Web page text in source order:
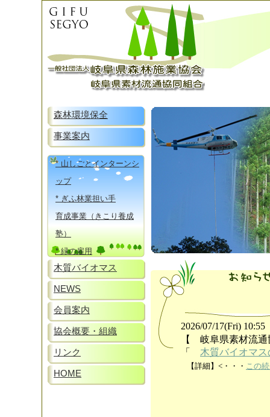
森林環境保全
事業案内
* 山しごとインターンシ
ップ
* ぎふ林業担い手
育成事業（きこり養成
塾）
* 緑の雇用
木質バイオマス
NEWS
会員案内
協会概要・組織
リンク
HOME
2026/07/17(Fri) 10:55
【 岐阜県素材流
「 木質バイオマ
【詳細】 <・・・ この